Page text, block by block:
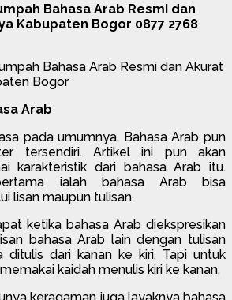
Bahasa Arab Resmi dan
Kabupaten Bogor 0877 2768
Arab
pada umumnya, Bahasa Arab pun
tersendiri. Artikel ini pun akan
karakteristik dari bahasa Arab itu.
ialah bahasa Arab bisa
lisan maupun tulisan.
ketika bahasa Arab diekspresikan
bahasa Arab lain dengan tulisan
ditulis dari kanan ke kiri. Tapi untuk
kaidah menulis kiri ke kanan.